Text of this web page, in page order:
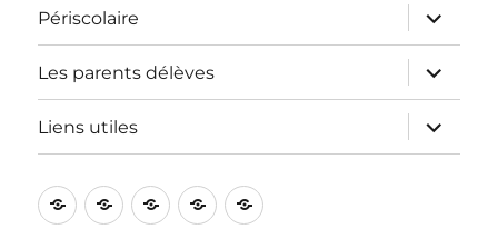
Périscolaire
ouvrir
le
sous-
menu
Les parents délèves
ouvrir
le
sous-
menu
Liens utiles
ouvrir
le
sous-
L’écoleInformations
Périscolaire
Les
Liens